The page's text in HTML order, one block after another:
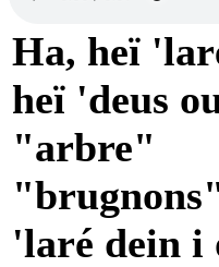
Ha, heï
heï 'deus
"arbre"
'laré dein i